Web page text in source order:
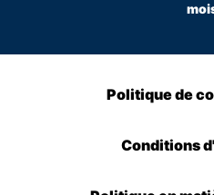
Politique de
Conditions